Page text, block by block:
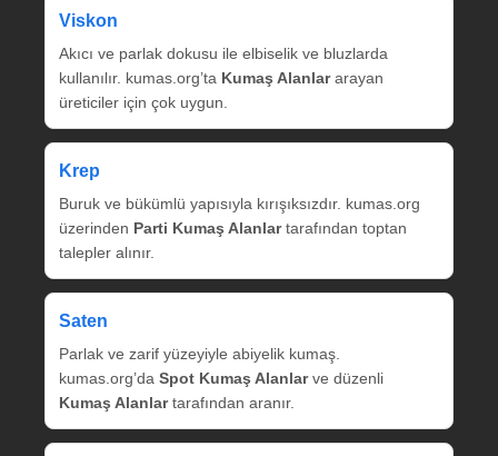
Viskon
Akıcı ve parlak dokusu ile elbiselik ve bluzlarda
kullanılır. kumas.org’ta Kumaş Alanlararayan
üreticiler için çok uygun.
Krep
Buruk ve bükümlü yapısıyla kırışıksızdır. kumas.org
üzerinden Parti Kumaş Alanlartarafından toptan
talepler alınır.
Saten
Parlak ve zarif yüzeyiyle abiyelik kumaş.
kumas.org’da Spot Kumaş Alanlarve düzenli
Kumaş Alanlartarafından aranır.